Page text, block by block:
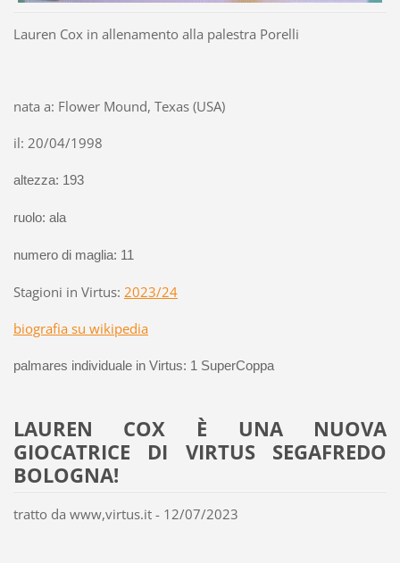
Lauren Cox in allenamento alla palestra Porelli
nata a: Flower Mound, Texas (USA)
il: 20/04/1998
altezza: 193
ruolo: ala
numero di maglia: 11
Stagioni in Virtus: 2023/24
biografia su wikipedia
palmares individuale in Virtus: 1 SuperCoppa
LAUREN COX È UNA NUOVA
GIOCATRICE DI VIRTUS SEGAFREDO
BOLOGNA!
tratto da www,virtus.it - 12/07/2023